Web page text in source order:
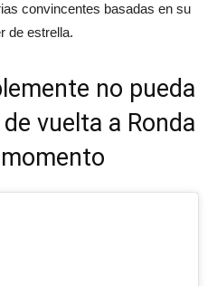
convincentes basadas en su
de estrella.
no pueda
vuelta a Ronda